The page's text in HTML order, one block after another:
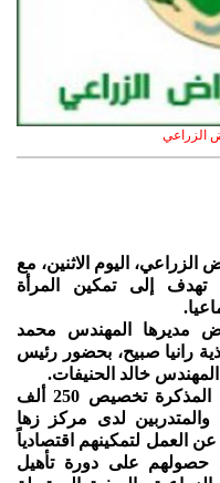
الزراعي
اليوم الاثنين، مع
تهدف إلى تمكين المرأة
مديرها المهندس محمد
رانيا صبيح، بحضور رئيس
خالد الحنيفات.
وقالت المؤسسة، إن سيتم بموجب المذكرة تخصيص 250 ألف
والمتدربين لدى مركز زها
العمل لتمكينهم اقتصادياً
حصولهم على دورة تأهيل